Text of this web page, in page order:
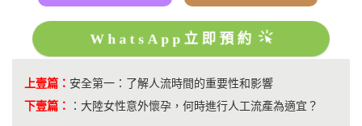
WhatsApp立即預約
上壹篇： 安全第一：了解人流時間的重要性和影響
下壹篇：
： 大陸女性意外懷孕，何時進行人工流產為適宜？